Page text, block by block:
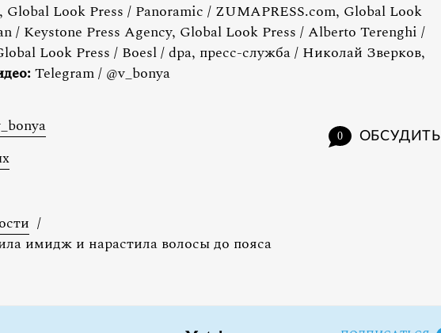
Look Press / Panoramic / ZUMAPRESS.com, Global Look
/ Keystone Press Agency, Global Look Press / Alberto Terenghi /
Look Press / Boesl / dpa, пресс-служба / Николай Зверков,
Telegram / @v_bonya
0 ОБСУДИТЬ
/
имидж и нарастила волосы до пояса